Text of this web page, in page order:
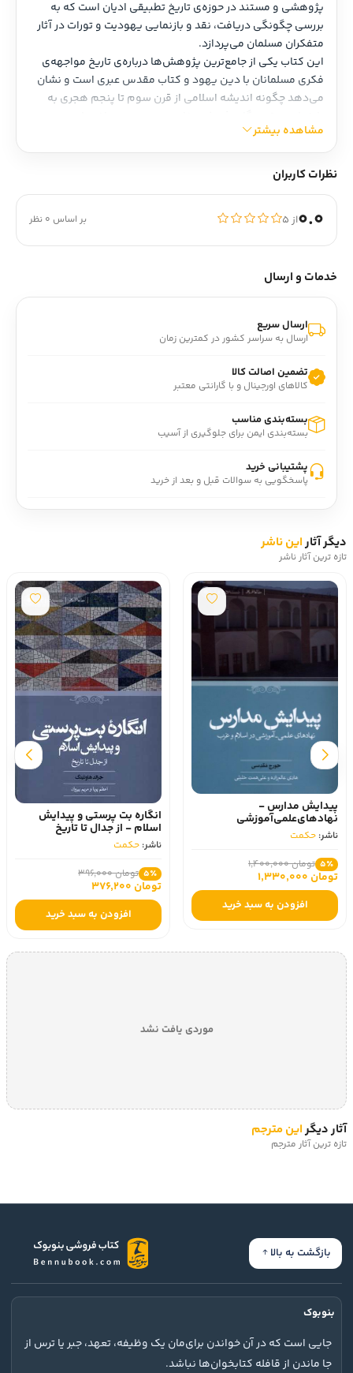
متفکران مسلمان می‌پردازد.
مشاهده بیشتر
نظرات کاربران
0.0از ۵ بر اساس 0 نظر
خدمات و ارسال
ارسال سریع
ارسال به سراسر کشور در کمترین زمان
تضمین اصالت کالا
کالاهای اورجینال و با گارانتی معتبر
بسته‌بندی مناسب
بسته‌بندی ایمن برای جلوگیری از آسیب
پشتیبانی خرید
پاسخگویی به سوالات قبل و بعد از خرید
دیگر آثاراین ناشر
تازه ترین آثار ناشر
پیدایش مدارس -
نهادهای‌علمی‌آموزشی
ناشر: حکمت
5٪ تومان 1,400,000
تومان 1,330,000
افزودن به سبد خرید
انگاره بت پرستی و پیدایش
اسلام - از جدال تا تاریخ
ناشر: حکمت
5٪ تومان 396,000
تومان 376,200
افزودن به سبد خرید
موردی یافت نشد
آثار دیگراین مترجم
تازه ترین آثار مترجم
بازگشت به بالا
بنوبوک
جایی است که در آن خواندن برای‌مان یک وظیفه، تعهد، جبر یا ترس از
جا ماندن از قافله کتابخوان‌ها نباشد.